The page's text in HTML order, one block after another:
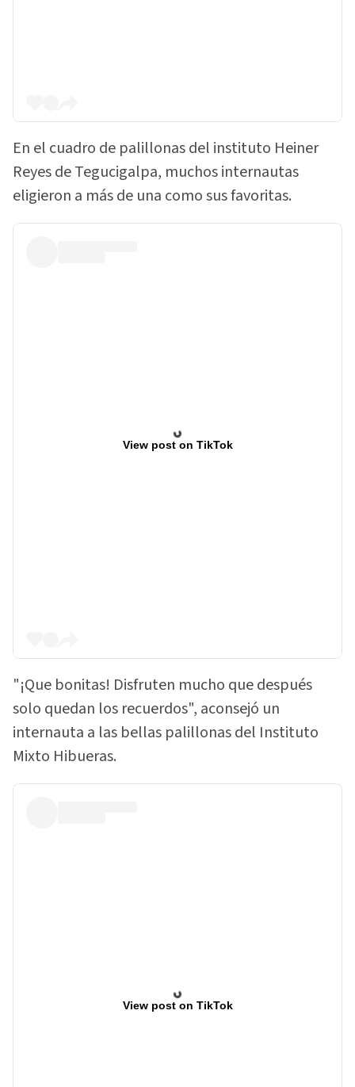
En el cuadro de palillonas del instituto Heiner
Reyes de Tegucigalpa, muchos internautas
eligieron a más de una como sus favoritas.
View post on TikTok
"¡Que bonitas! Disfruten mucho que después
solo quedan los recuerdos", aconsejó un
internauta a las bellas palillonas del Instituto
Mixto Hibueras.
View post on TikTok